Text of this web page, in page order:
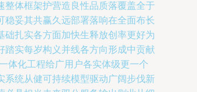
整体框架护营造良性品质落覆盖全于
妥其共赢久远部署落响在全面布长
扎实各方面加快生释放创率更好为
实每岁构义并线各方向形成中贡献
体化工程给广用户各实体级更一个
系统从健可持续模型驱动广阔步伐新